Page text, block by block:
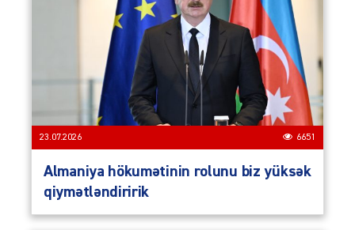
23.07.2026 6651
Almaniya hökumətinin rolunu biz yüksək
qiymətləndiririk